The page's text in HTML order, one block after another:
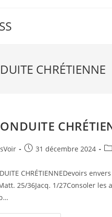
CHRÉTIENNE
31 décembre 2024
CHRÉTIENNEDevoirs
25/36Jacq. 1/27Consoler les